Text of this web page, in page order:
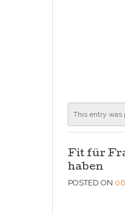
This entry was
Fit für
haben
POSTED ON